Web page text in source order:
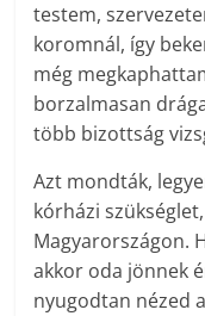
testem,
koromnál, így
még
borzalmasan
több bizottság
Azt mondták,
kórházi
Magyarországon.
akkor oda jönnek
nyugodtan nézed